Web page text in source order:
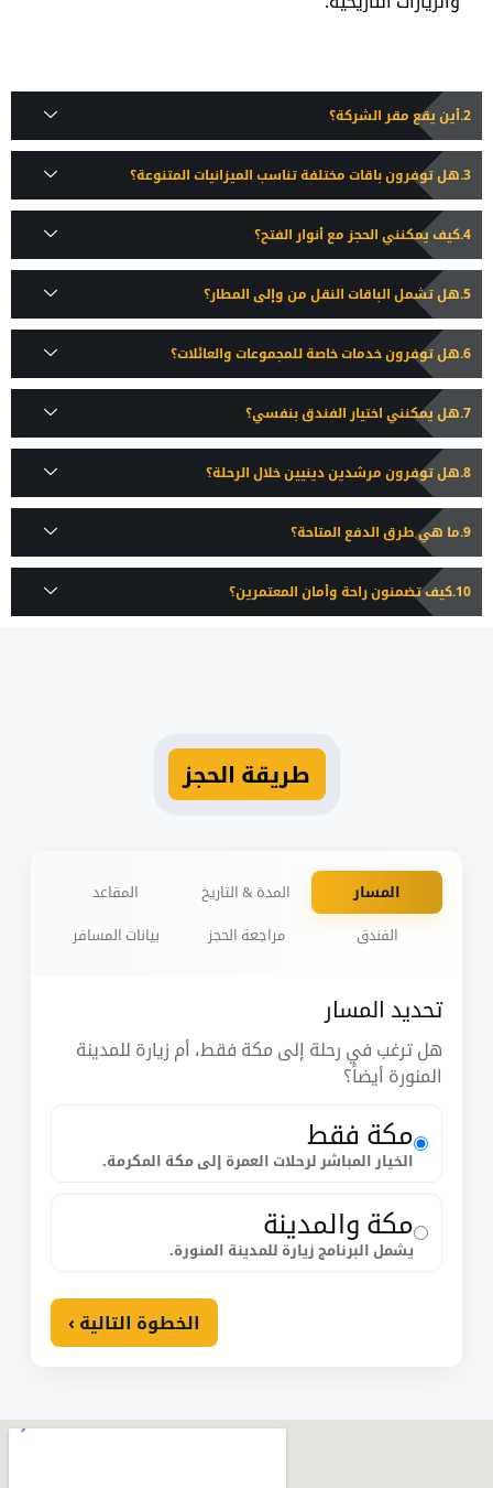
أين يقع مقر الشركة؟
هل توفرون باقات مختلفة تناسب الميزانيات المتنوعة؟
كيف يمكنني الحجز مع أنوار الفتح؟
هل تشمل الباقات النقل من وإلى المطار؟
هل توفرون خدمات خاصة للمجموعات والعائلات؟
هل يمكنني اختيار الفندق بنفسي؟
هل توفرون مرشدين دينيين خلال الرحلة؟
ما هي طرق الدفع المتاحة؟
كيف تضمنون راحة وأمان المعتمرين؟
طريقة الحجز
المسار المدة & التاريخ المقاعد
الفندق مراجعة الحجز بيانات المسافر
تحديد المسار
هل ترغب في رحلة إلى مكة فقط، أم زيارة للمدينة
المنورة أيضاً؟
مكة فقط
الخيار المباشر لرحلات العمرة إلى مكة المكرمة.
مكة والمدينة
يشمل البرنامج زيارة للمدينة المنورة.
الخطوة التالية ›